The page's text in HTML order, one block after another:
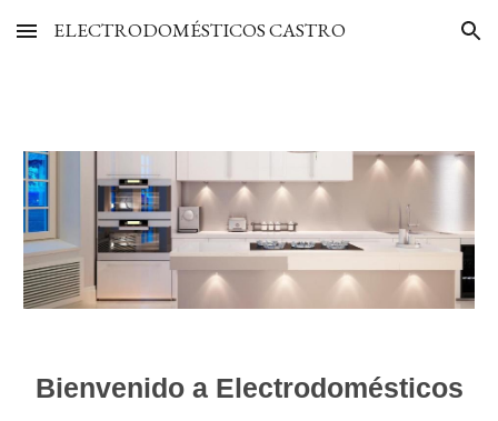
Skip to main content Skip to navigation
ELECTRODOMÉSTICOS CASTRO
Bienvenido a Electrodomésticos